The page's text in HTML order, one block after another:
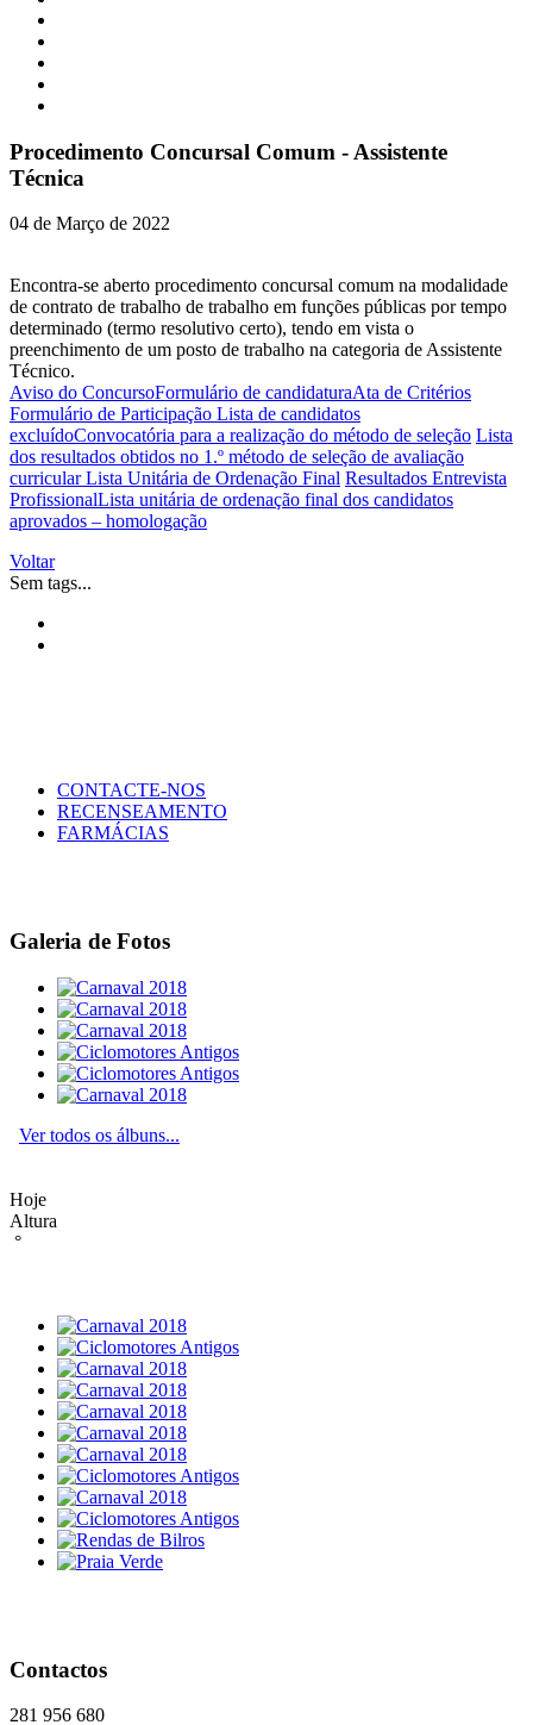
Procedimento Concursal Comum - Assistente
Técnica
04 de Março de 2022
Encontra-se aberto procedimento concursal comum na modalidade
de contrato de trabalho de trabalho em funções públicas por tempo
determinado (termo resolutivo certo), tendo em vista o
preenchimento de um posto de trabalho na categoria de Assistente
Técnico.
Aviso do ConcursoFormulário de candidaturaAta de Critérios
Formulário de Participação Lista de candidatos
excluídoConvocatória para a realização do método de seleção Lista
dos resultados obtidos no 1.º método de seleção de avaliação
curricularLista Unitária de Ordenação Final Resultados Entrevista
ProfissionalLista unitária de ordenação final dos candidatos
aprovados – homologação
Voltar
Sem tags...
CONTACTE-NOS
RECENSEAMENTO
FARMÁCIAS
Galeria de Fotos
Ver todos os álbuns...
Hoje
Altura
°
Contactos
281 956 680